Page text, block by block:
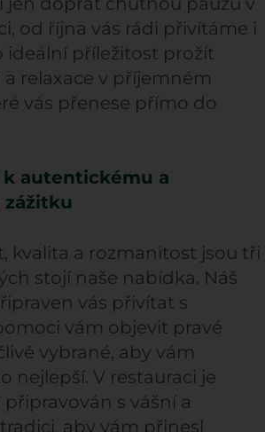
od října vás rádi přivítáme i
ideální příležitost prožít
relaxace v příjemném
vás přenese přímo do
k autentickému a
kvalita a rozmanitost jsou tři
stojí naše nabídka. Náš
vás přivítat s
vám objevit pravé
vybrané, aby vám
nejlepší. V restauraci je
s vášní a
aby vám přinesl